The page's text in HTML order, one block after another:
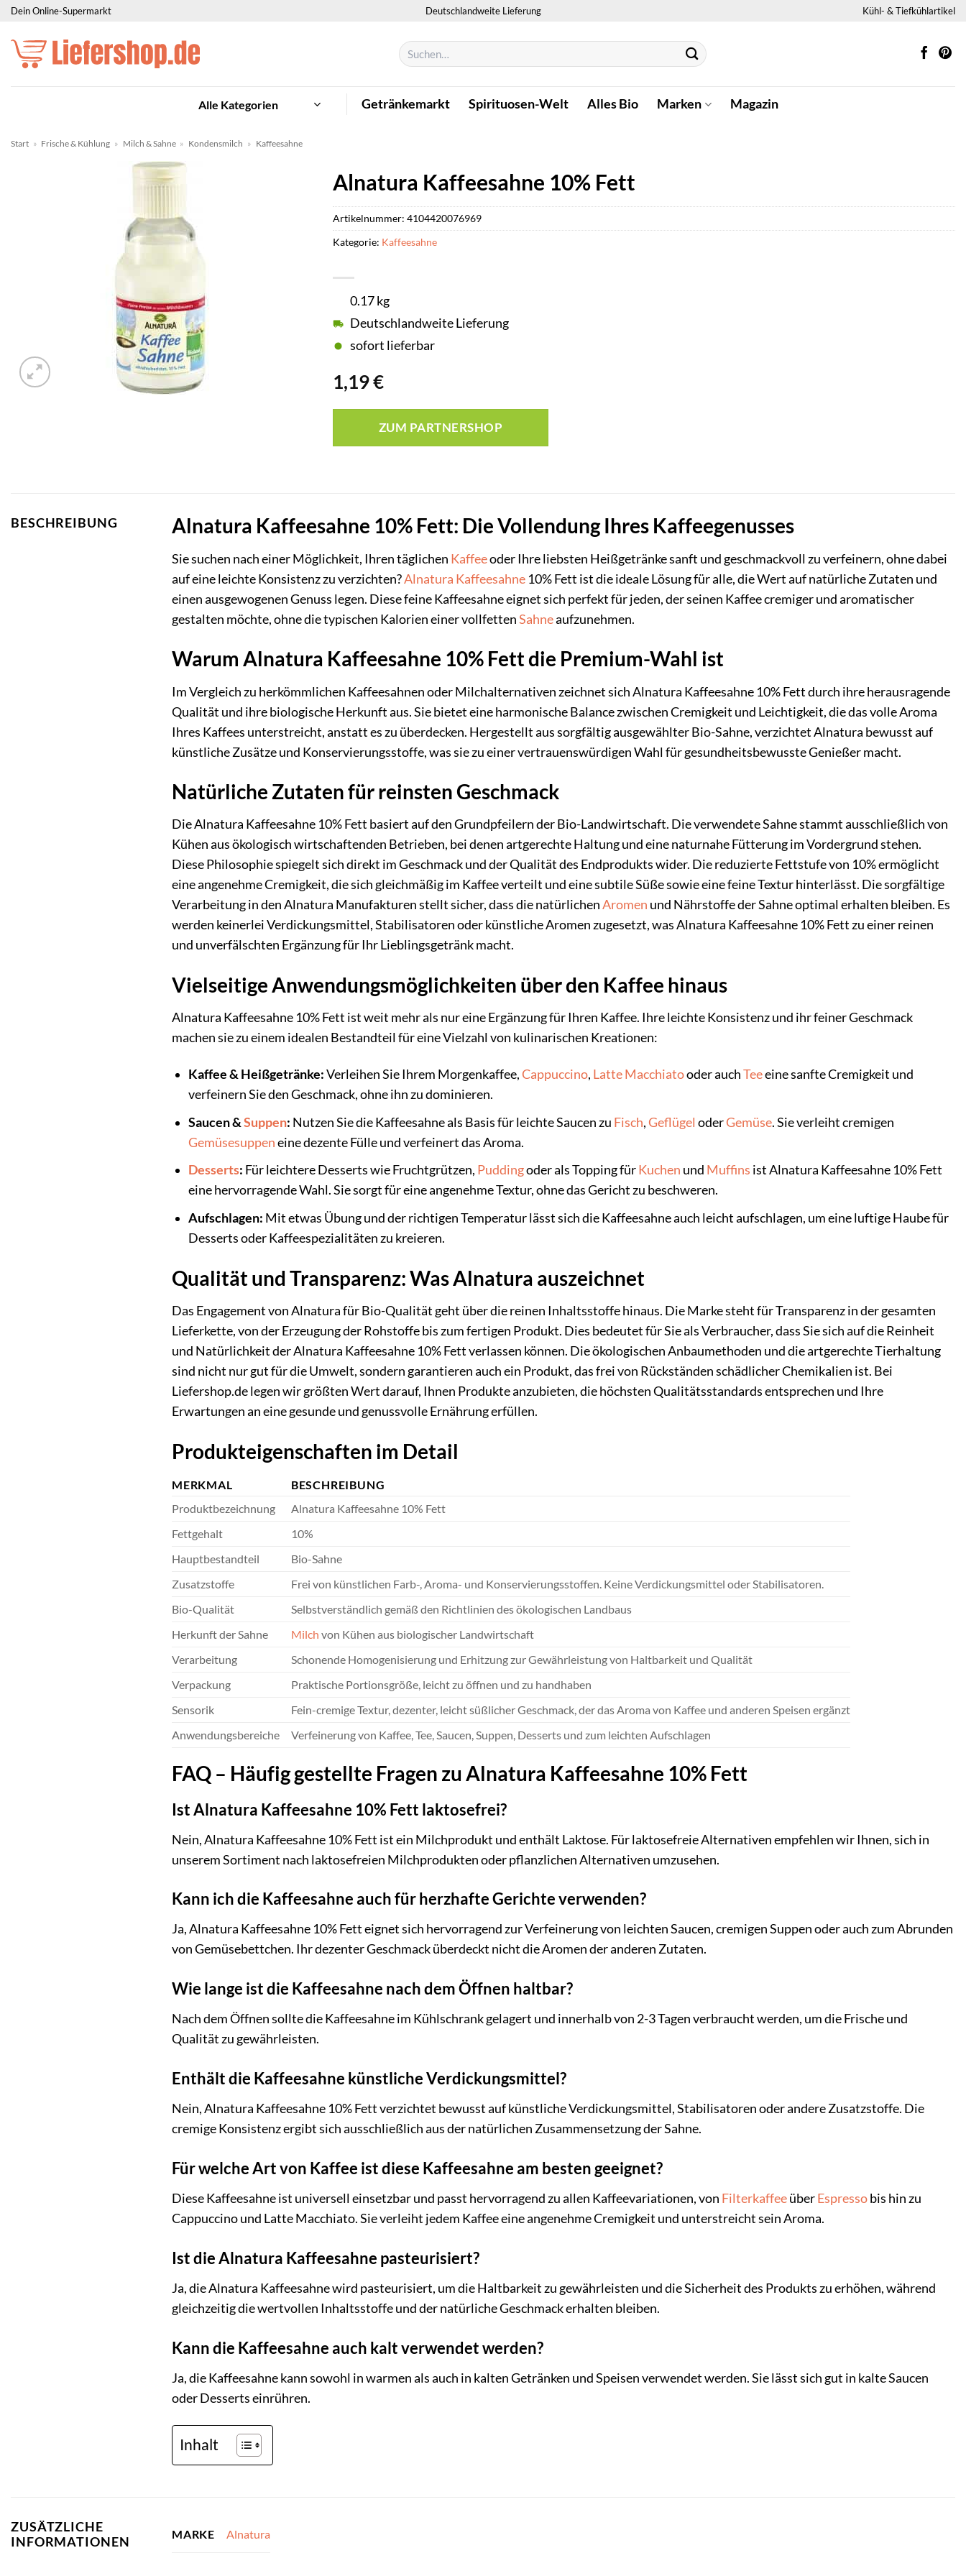
Zum
springen
Dein Online-Supermarkt Deutschlandweite Lieferung Kühl- & Tiefkühlartikel
Suchen
nach:
Alle Kategorien Getränkemarkt Spirituosen-Welt Alles Bio Marken Magazin
Start » Frische & Kühlung » Milch & Sahne » Kondensmilch » Kaffeesahne
Alnatura Kaffeesahne 10% Fett
1,19€
0.17 kg
Deutschlandweite Lieferung
sofort lieferbar
ZUM PARTNERSHOP
Artikelnummer: 4104420076969
Kategorie: Kaffeesahne
BESCHREIBUNG Alnatura Kaffeesahne 10% Fett: Die Vollendung Ihres Kaffeegenusses
Sie suchen nach einer Möglichkeit, Ihren täglichen Kaffeeoder Ihre liebsten Heißgetränke sanft und geschmackvoll zu verfeinern, ohne dabei
auf eine leichte Konsistenz zu verzichten?Alnatura Kaffeesahne 10% Fett ist die ideale Lösung für alle, die Wert auf natürliche Zutaten und
einen ausgewogenen Genuss legen. Diese feine Kaffeesahne eignet sich perfekt für jeden, der seinen Kaffee cremiger und aromatischer
gestalten möchte, ohne die typischen Kalorien einer vollfettenSahneaufzunehmen.
Warum Alnatura Kaffeesahne 10% Fett die Premium-Wahl ist
Im Vergleich zu herkömmlichen Kaffeesahnen oder Milchalternativen zeichnet sich Alnatura Kaffeesahne 10% Fett durch ihre herausragende
Qualität und ihre biologische Herkunft aus. Sie bietet eine harmonische Balance zwischen Cremigkeit und Leichtigkeit, die das volle Aroma
Ihres Kaffees unterstreicht, anstatt es zu überdecken. Hergestellt aus sorgfältig ausgewählter Bio-Sahne, verzichtet Alnatura bewusst auf
künstliche Zusätze und Konservierungsstoffe, was sie zu einer vertrauenswürdigen Wahl für gesundheitsbewusste Genießer macht.
Natürliche Zutaten für reinsten Geschmack
Die Alnatura Kaffeesahne 10% Fett basiert auf den Grundpfeilern der Bio-Landwirtschaft. Die verwendete Sahne stammt ausschließlich von
Kühen aus ökologisch wirtschaftenden Betrieben, bei denen artgerechte Haltung und eine naturnahe Fütterung im Vordergrund stehen.
Diese Philosophie spiegelt sich direkt im Geschmack und der Qualität des Endprodukts wider. Die reduzierte Fettstufe von 10% ermöglicht
eine angenehme Cremigkeit, die sich gleichmäßig im Kaffee verteilt und eine subtile Süße sowie eine feine Textur hinterlässt. Die sorgfältige
Verarbeitung in den Alnatura Manufakturen stellt sicher, dass die natürlichenAromen und Nährstoffe der Sahne optimal erhalten bleiben. Es
werden keinerlei Verdickungsmittel, Stabilisatoren oder künstliche Aromen zugesetzt, was Alnatura Kaffeesahne 10% Fett zu einer reinen
und unverfälschten Ergänzung für Ihr Lieblingsgetränk macht.
Vielseitige Anwendungsmöglichkeiten über den Kaffee hinaus
Alnatura Kaffeesahne 10% Fett ist weit mehr als nur eine Ergänzung für Ihren Kaffee. Ihre leichte Konsistenz und ihr feiner Geschmack
machen sie zu einem idealen Bestandteil für eine Vielzahl von kulinarischen Kreationen:
Kaffee & Heißgetränke:Verleihen Sie Ihrem Morgenkaffee,Cappuccino, Latte Macchiatooder auchTeeeine sanfte Cremigkeit und
verfeinern Sie den Geschmack, ohne ihn zu dominieren.
Saucen &Suppen: Nutzen Sie die Kaffeesahne als Basis für leichte Saucen zu Fisch,Geflügel oderGemüse. Sie verleiht cremigen
Gemüsesuppeneine dezente Fülle und verfeinert das Aroma.
Desserts: Für leichtere Desserts wie Fruchtgrützen, Puddingoder als Topping fürKuchen und Muffins ist Alnatura Kaffeesahne 10% Fett
eine hervorragende Wahl. Sie sorgt für eine angenehme Textur, ohne das Gericht zu beschweren.
Aufschlagen: Mit etwas Übung und der richtigen Temperatur lässt sich die Kaffeesahne auch leicht aufschlagen, um eine luftige Haube für
Desserts oder Kaffeespezialitäten zu kreieren.
Qualität und Transparenz: Was Alnatura auszeichnet
Das Engagement von Alnatura für Bio-Qualität geht über die reinen Inhaltsstoffe hinaus. Die Marke steht für Transparenz in der gesamten
Lieferkette, von der Erzeugung der Rohstoffe bis zum fertigen Produkt. Dies bedeutet für Sie als Verbraucher, dass Sie sich auf die Reinheit
und Natürlichkeit der Alnatura Kaffeesahne 10% Fett verlassen können. Die ökologischen Anbaumethoden und die artgerechte Tierhaltung
sind nicht nur gut für die Umwelt, sondern garantieren auch ein Produkt, das frei von Rückständen schädlicher Chemikalien ist. Bei
Liefershop.de legen wir größten Wert darauf, Ihnen Produkte anzubieten, die höchsten Qualitätsstandards entsprechen und Ihre
Erwartungen an eine gesunde und genussvolle Ernährung erfüllen.
Produkteigenschaften im Detail
MERKMAL
BESCHREIBUNG
Produktbezeichnung
Alnatura Kaffeesahne 10% Fett
Fettgehalt
10%
Hauptbestandteil
Bio-Sahne
Zusatzstoffe
Frei von künstlichen Farb-, Aroma- und Konservierungsstoffen. Keine Verdickungsmittel oder Stabilisatoren.
Bio-Qualität
Selbstverständlich gemäß den Richtlinien des ökologischen Landbaus
Herkunft der Sahne
Milch von Kühen aus biologischer Landwirtschaft
Verarbeitung
Schonende Homogenisierung und Erhitzung zur Gewährleistung von Haltbarkeit und Qualität
Verpackung
Praktische Portionsgröße, leicht zu öffnen und zu handhaben
Sensorik
Fein-cremige Textur, dezenter, leicht süßlicher Geschmack, der das Aroma von Kaffee und anderen Speisen ergänzt
Anwendungsbereiche
Verfeinerung von Kaffee, Tee, Saucen, Suppen, Desserts und zum leichten Aufschlagen
FAQ – Häufig gestellte Fragen zu Alnatura Kaffeesahne 10% Fett
Ist Alnatura Kaffeesahne 10% Fett laktosefrei?
Nein, Alnatura Kaffeesahne 10% Fett ist ein Milchprodukt und enthält Laktose. Für laktosefreie Alternativen empfehlen wir Ihnen, sich in
unserem Sortiment nach laktosefreien Milchprodukten oder pflanzlichen Alternativen umzusehen.
Kann ich die Kaffeesahne auch für herzhafte Gerichte verwenden?
Ja, Alnatura Kaffeesahne 10% Fett eignet sich hervorragend zur Verfeinerung von leichten Saucen, cremigen Suppen oder auch zum Abrunden
von Gemüsebettchen. Ihr dezenter Geschmack überdeckt nicht die Aromen der anderen Zutaten.
Wie lange ist die Kaffeesahne nach dem Öffnen haltbar?
Nach dem Öffnen sollte die Kaffeesahne im Kühlschrank gelagert und innerhalb von 2-3 Tagen verbraucht werden, um die Frische und
Qualität zu gewährleisten.
Enthält die Kaffeesahne künstliche Verdickungsmittel?
Nein, Alnatura Kaffeesahne 10% Fett verzichtet bewusst auf künstliche Verdickungsmittel, Stabilisatoren oder andere Zusatzstoffe. Die
cremige Konsistenz ergibt sich ausschließlich aus der natürlichen Zusammensetzung der Sahne.
Für welche Art von Kaffee ist diese Kaffeesahne am besten geeignet?
Diese Kaffeesahne ist universell einsetzbar und passt hervorragend zu allen Kaffeevariationen, von FilterkaffeeüberEspressobis hin zu
Cappuccino und Latte Macchiato. Sie verleiht jedem Kaffee eine angenehme Cremigkeit und unterstreicht sein Aroma.
Ist die Alnatura Kaffeesahne pasteurisiert?
Ja, die Alnatura Kaffeesahne wird pasteurisiert, um die Haltbarkeit zu gewährleisten und die Sicherheit des Produkts zu erhöhen, während
gleichzeitig die wertvollen Inhaltsstoffe und der natürliche Geschmack erhalten bleiben.
Kann die Kaffeesahne auch kalt verwendet werden?
Ja, die Kaffeesahne kann sowohl in warmen als auch in kalten Getränken und Speisen verwendet werden. Sie lässt sich gut in kalte Saucen
oder Desserts einrühren.
Inhalt
ZUSÄTZLICHE
INFORMATIONEN
MARKE Alnatura